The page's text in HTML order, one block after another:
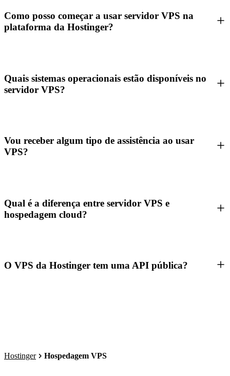
Como posso começar a usar servidor VPS na
plataforma da Hostinger?
Quais sistemas operacionais estão disponíveis no
servidor VPS?
Vou receber algum tipo de assistência ao usar
VPS?
Qual é a diferença entre servidor VPS e
hospedagem cloud?
O VPS da Hostinger tem uma API pública?
Hostinger Hospedagem VPS